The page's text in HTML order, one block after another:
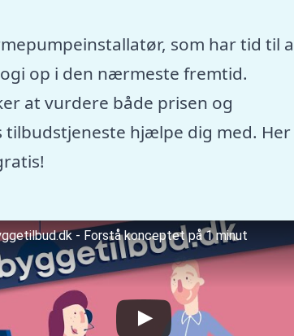
som har tid til
op i den nærmeste fremtid.
at vurdere både prisen og
hjælpe dig med. Her
- Forstå konceptet på 1 minut